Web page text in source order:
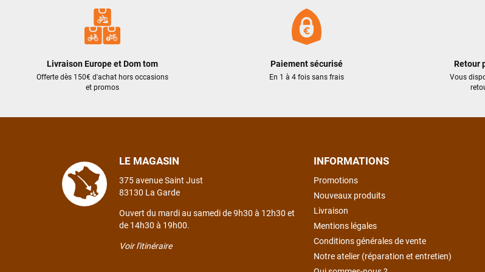
Livraison Europe et Dom tom
Offerte dès 150€ d'achat hors occasions
et promos
Paiement sécurisé
En 1 à 4 fois sans frais
Retour
Vous
LE MAGASIN
375 avenue Saint Just
83130 La Garde
Ouvert du mardi au samedi de 9h30 à 12h30 et
de 14h30 à 19h00.
Voir l'itinéraire
INFORMATIONS
Promotions
Nouveaux produits
Livraison
Mentions légales
Conditions générales de vente
Notre atelier (réparation et entretien)
vélo en charge pour le régler rapidement. Cela a pris
pour cela mais il a pris le temps d’être sûr que cela
correctement malgré l’heure tardive. Encore merci à
rapidité et son professionnalisme.
Philippe Zeb
il y a 2
l'équipe est sympa et réactive
VOIR TOUS LES AVIS